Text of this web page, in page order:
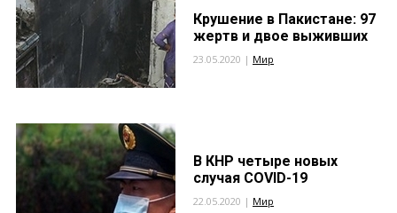
Крушение в Пакистане: 97
жертв и двое выживших
23.05.2020 | Мир
В КНР четыре новых
случая COVID-19
22.05.2020 | Мир